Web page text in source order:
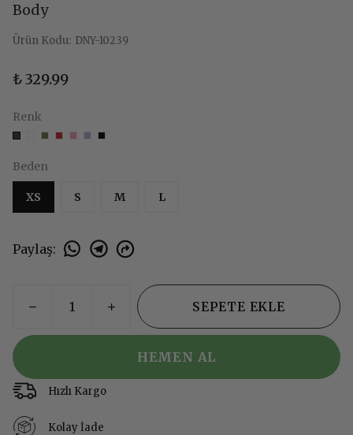
Body
Ürün Kodu: DNY-10239
₺ 329.99
Renk
Beden
XS S M L
Paylaş:
SEPETE EKLE
HEMEN AL
Hızlı Kargo
Kolay İade